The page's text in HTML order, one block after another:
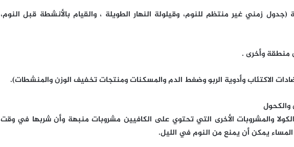
(جدول زمني غير منتظم للنوم، وقيلولة النهار الطويلة ، والقيام بالأنشطة قبل النوم،
والمشروبات الأخرى التي تحتوي على الكافيين مشروبات منبهة وأن شربها في وقت
يمكن أن يمنع من النوم في الليل.